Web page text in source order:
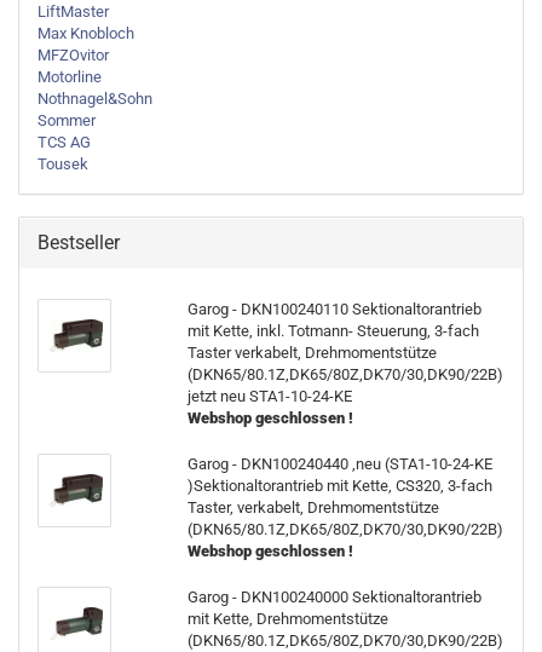
LiftMaster
Max Knobloch
MFZOvitor
Motorline
Nothnagel&Sohn
Sommer
TCS AG
Tousek
Bestseller
Garog - DKN100240110 Sektionaltorantrieb
mit Kette, inkl. Totmann- Steuerung, 3-fach
Taster verkabelt, Drehmomentstütze
(DKN65/80.1Z,DK65/80Z,DK70/30,DK90/22B)
jetzt neu STA1-10-24-KE
Webshop geschlossen !
Garog - DKN100240440 ,neu (STA1-10-24-KE
)Sektionaltorantrieb mit Kette, CS320, 3-fach
Taster, verkabelt, Drehmomentstütze
(DKN65/80.1Z,DK65/80Z,DK70/30,DK90/22B)
Webshop geschlossen !
Garog - DKN100240000 Sektionaltorantrieb
mit Kette, Drehmomentstütze
(DKN65/80.1Z,DK65/80Z,DK70/30,DK90/22B)